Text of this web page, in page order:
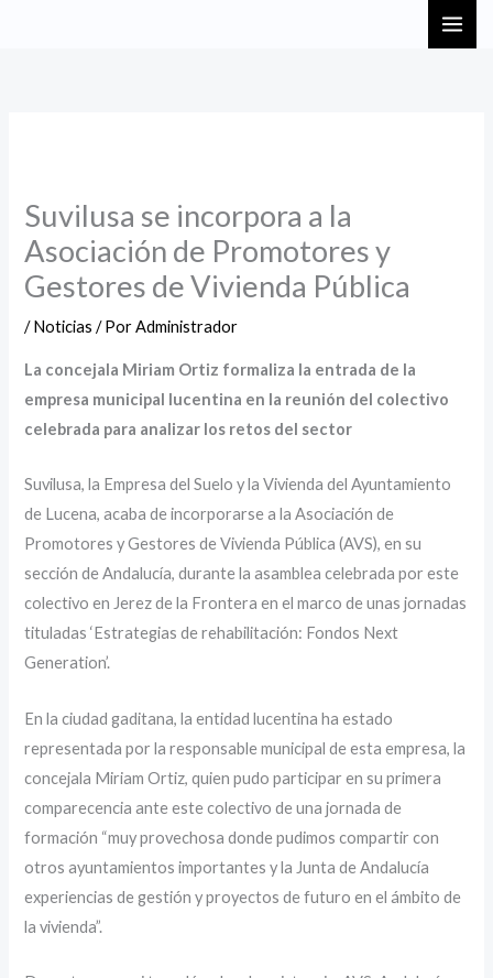
Suvilusa se incorpora a la
Asociación de Promotores y
Gestores de Vivienda Pública
/Noticias / PorAdministrador
La concejala Miriam Ortiz formaliza la entrada de la
empresa municipal lucentina en la reunión del colectivo
celebrada para analizar los retos del sector
Suvilusa, la Empresa del Suelo y la Vivienda del Ayuntamiento
de Lucena, acaba de incorporarse a la Asociación de
Promotores y Gestores de Vivienda Pública (AVS), en su
sección de Andalucía, durante la asamblea celebrada por este
colectivo en Jerez de la Frontera en el marco de unas jornadas
tituladas ‘Estrategias de rehabilitación: Fondos Next
Generation’.
En la ciudad gaditana, la entidad lucentina ha estado
representada por la responsable municipal de esta empresa, la
concejala Miriam Ortiz, quien pudo participar en su primera
comparecencia ante este colectivo de una jornada de
formación “muy provechosa donde pudimos compartir con
otros ayuntamientos importantes y la Junta de Andalucía
experiencias de gestión y proyectos de futuro en el ámbito de
la vivienda”.